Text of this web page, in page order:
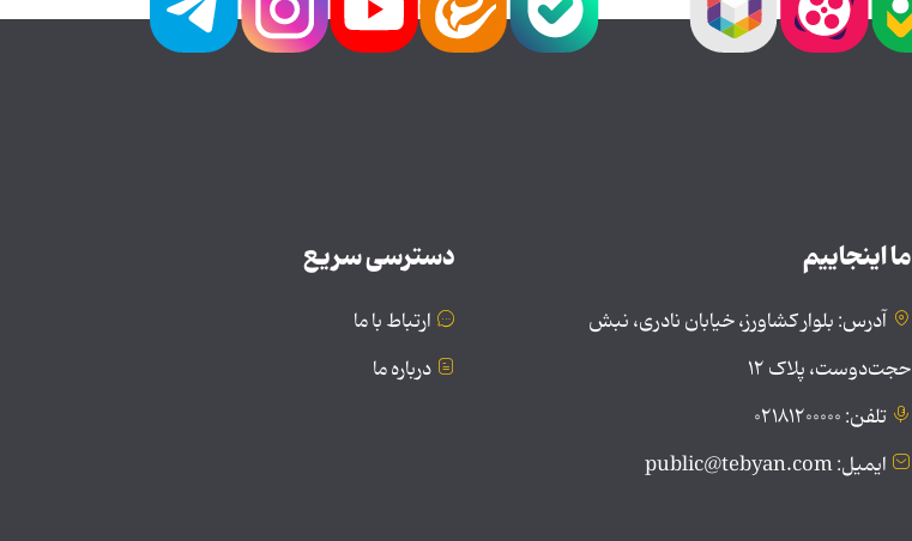
ما اینجاییم
آدرس: بلوار کشاورز، خیابان نادری، نبش
حجت‌دوست، پلاک ۱۲
تلفن: ۰۲۱۸۱۲۰۰۰۰۰
ایمیل: public@tebyan.com
دسترسی سریع
ارتباط با ما
درباره ما